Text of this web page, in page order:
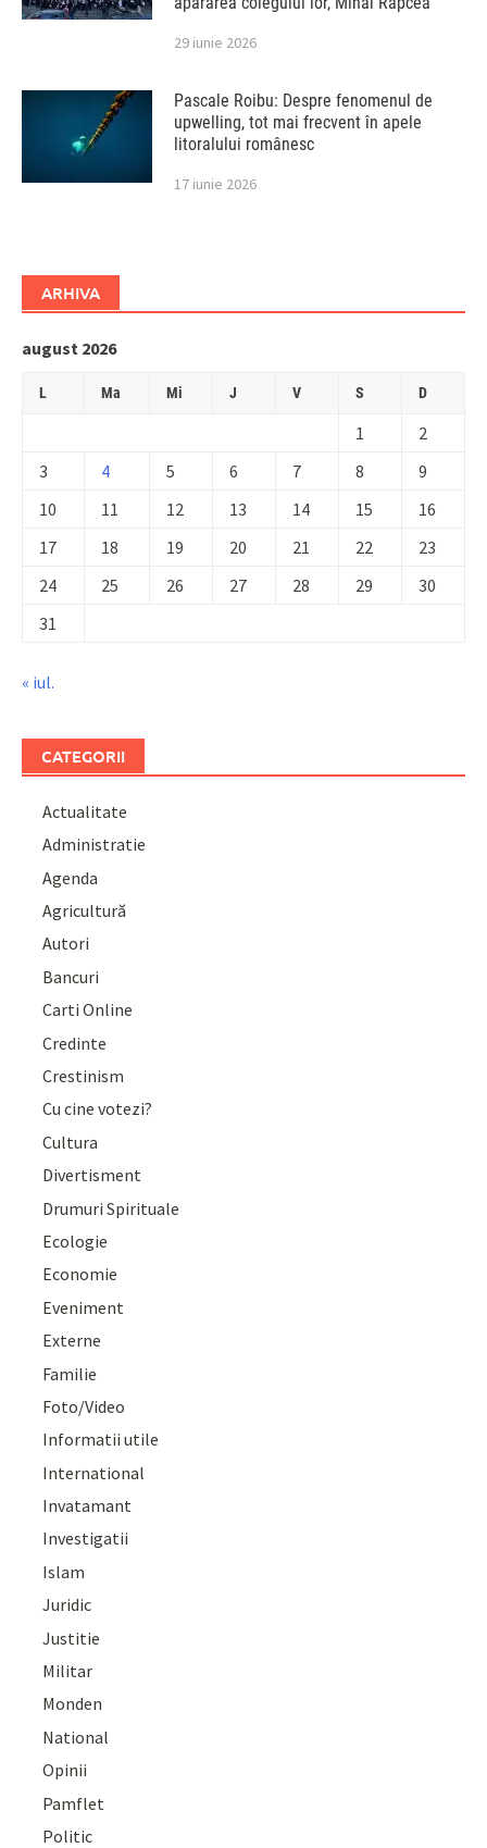
29 iunie 2026
Pascale Roibu: Despre fenomenul de
upwelling, tot mai frecvent în apele
litoralului românesc
17 iunie 2026
ARHIVA
august 2026
L Ma Mi J V S D
1
2
3
4 5 6 7 8
9
10
11 12 13 14 15
16
17
18 19 20 21 22
23
24
25 26 27 28 29
30
31
« iul.
CATEGORII
Actualitate
Administratie
Agenda
Agricultură
Autori
Bancuri
Carti Online
Credinte
Crestinism
Cu cine votezi?
Cultura
Divertisment
Drumuri Spirituale
Ecologie
Economie
Eveniment
Externe
Familie
Foto/Video
Informatii utile
International
Invatamant
Investigatii
Islam
Juridic
Justitie
Militar
Monden
National
Opinii
Pamflet
Politic